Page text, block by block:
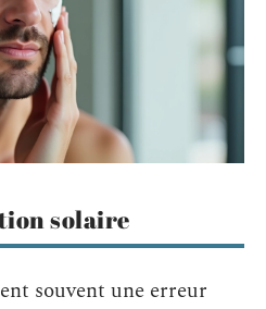
solaire
souvent une erreur